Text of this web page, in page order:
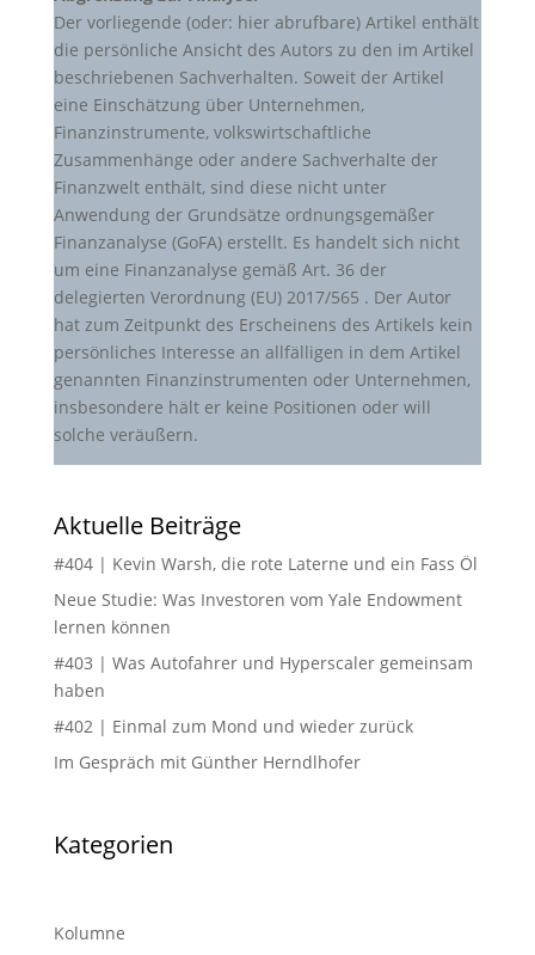
Der vorliegende (oder: hier abrufbare) Artikel enthält
die persönliche Ansicht des Autors zu den im Artikel
beschriebenen Sachverhalten. Soweit der Artikel
eine Einschätzung über Unternehmen,
Finanzinstrumente, volkswirtschaftliche
Zusammenhänge oder andere Sachverhalte der
Finanzwelt enthält, sind diese nicht unter
Anwendung der Grundsätze ordnungsgemäßer
Finanzanalyse (GoFA) erstellt. Es handelt sich nicht
um eine Finanzanalyse gemäß Art. 36 der
delegierten Verordnung (EU) 2017/565 . Der Autor
hat zum Zeitpunkt des Erscheinens des Artikels kein
persönliches Interesse an allfälligen in dem Artikel
genannten Finanzinstrumenten oder Unternehmen,
insbesondere hält er keine Positionen oder will
solche veräußern.
Aktuelle Beiträge
#404 | Kevin Warsh, die rote Laterne und ein Fass Öl
Neue Studie: Was Investoren vom Yale Endowment
lernen können
#403 | Was Autofahrer und Hyperscaler gemeinsam
haben
#402 | Einmal zum Mond und wieder zurück
Im Gespräch mit Günther Herndlhofer
Kategorien
Kolumne